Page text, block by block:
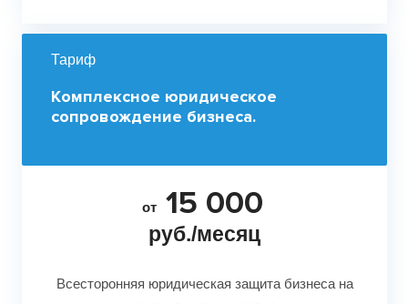
Тариф
Комплексное юридическое
сопровождение бизнеса.
от 15 000
руб./месяц
Всесторонняя юридическая защита бизнеса на